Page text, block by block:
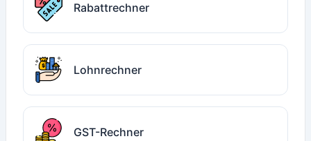
Rabattrechner
Lohnrechner
GST-Rechner